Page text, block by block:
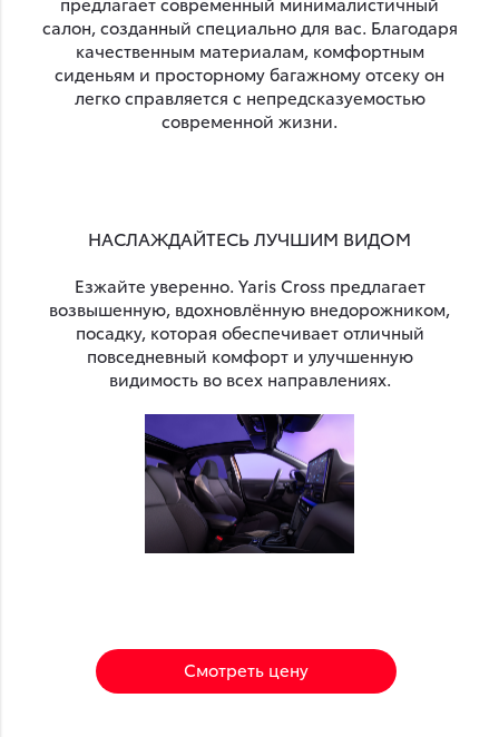
салон, созданный специально для вас. Благодаря
качественным материалам, комфортным
сиденьям и просторному багажному отсеку он
легко справляется с непредсказуемостью
современной жизни.
НАСЛАЖДАЙТЕСЬ ЛУЧШИМ ВИДОМ
Езжайте уверенно. Yaris Cross предлагает
возвышенную, вдохновлённую внедорожником,
посадку, которая обеспечивает отличный
повседневный комфорт и улучшенную
видимость во всех направлениях.
Смотреть цену